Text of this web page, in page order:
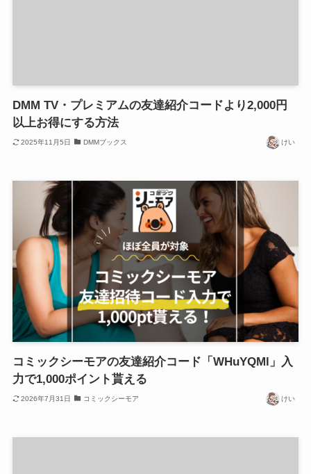
DMM TV・プレミアムの友達紹介コードより2,000円
以上お得にする方法
2025年11月5日 DMMブックス けい
コミックシーモアの友達紹介コード「WHuYQMl」入
力で1,000ポイント貰える
2026年7月31日 コミックシーモア けい